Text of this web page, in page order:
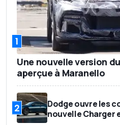
1
Une nouvelle version
aperçue à Maranello
2
Dodge ouvre les
nouvelle Charger